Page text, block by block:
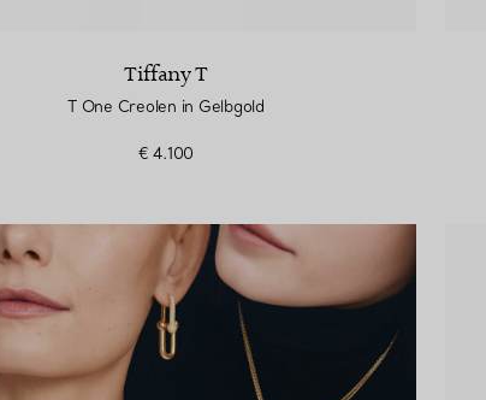
Tiffany T
T One Creolen in Gelbgold
€ 4.100